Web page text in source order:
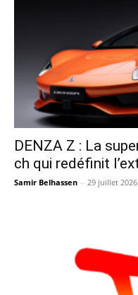
DENZA Z : La
ch qui redéfinit
Samir Belhassen - 29 juillet 2026